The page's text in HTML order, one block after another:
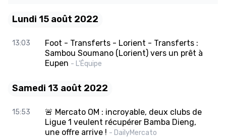
Lundi 15 août 2022
13:03
Foot - Transferts - Lorient - Transferts :
Sambou Soumano (Lorient) vers un prêt à
Eupen - L'Équipe
Samedi 13 août 2022
15:53
🚨 Mercato OM : incroyable, deux clubs de
Ligue 1 veulent récupérer Bamba Dieng,
une offre arrive ! - DailyMercato